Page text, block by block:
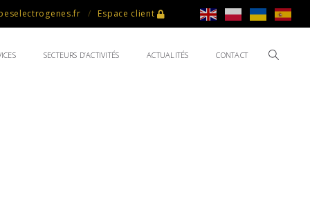
Espace client
SECTEURS D’ACTIVITÉS ACTUALITÉS CONTACT